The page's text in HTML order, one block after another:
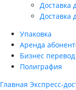
Доставка
Доставка
Упаковка
Аренда
Бизнес перевод
Полиграфия
Главная Экспресс-